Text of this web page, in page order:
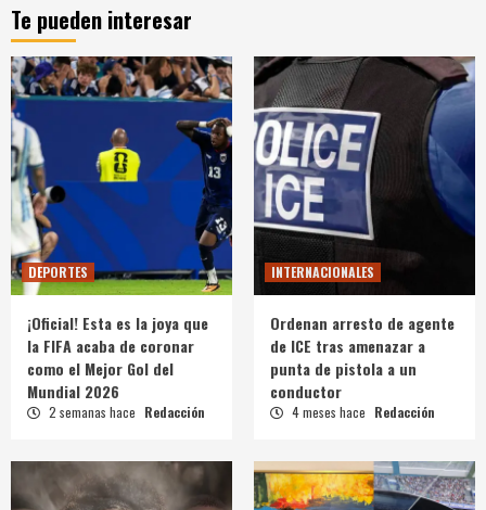
Te pueden interesar
DEPORTES
¡Oficial! Esta es la joya que
la FIFA acaba de coronar
como el Mejor Gol del
Mundial 2026
2 semanas hace Redacción
INTERNACIONALES
Ordenan arresto de agente
de ICE tras amenazar a
punta de pistola a un
conductor
4 meses hace Redacción